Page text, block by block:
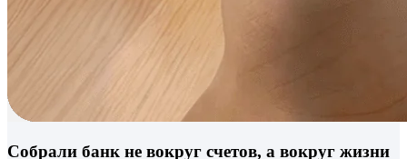
Собрали банк не вокруг счетов, а вокруг жизни